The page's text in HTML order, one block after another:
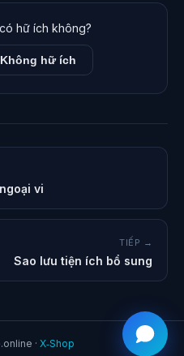
hữ ích không?
Không hữ ích
vi
TIẾP →
Sao lưu tiện ích bổ sung
· X‑Shop